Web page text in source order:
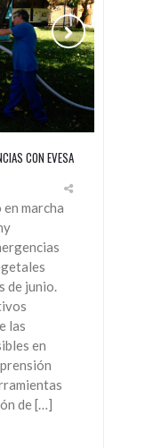
CON EVESA
marcha
de junio.
las
en
de […]